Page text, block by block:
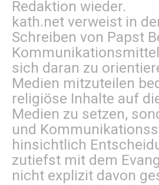
Redaktion wieder.
kath.net verweist in
Schreiben von Papst
sich daran zu
Medien mitzuteilen
religiöse Inhalte auf
Medien zu setzen,
und
hinsichtlich
zutiefst mit dem
nicht explizit davon